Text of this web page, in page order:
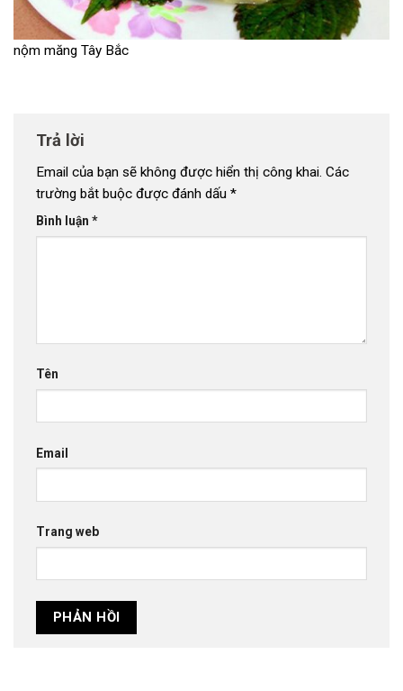
nộm măng Tây Bắc
Trả lời
Email của bạn sẽ không được hiển thị công khai. Các
trường bắt buộc được đánh dấu *
Bình luận *
Tên
Email
Trang web